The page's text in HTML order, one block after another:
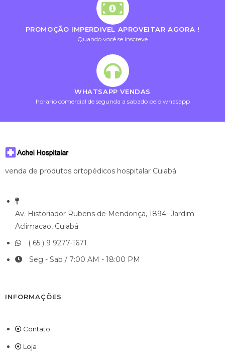
PROMOÇÃO IMPERDIVEL APROVEITAR AGORA !
Quando você se inscreve
WHATSAPP VENDAS
horario comercial de segunda a sabado pelo whasapp
venda de produtos ortopédicos hospitalar Cuiabá
Av. Historiador Rubens de Mendonça, 1894- Jardim
Aclimacao, Cuiabá
( 65 ) 9 9277-1671
Seg - Sab / 7:00 AM - 18:00 PM
INFORMAÇÕES
Contato
Loja